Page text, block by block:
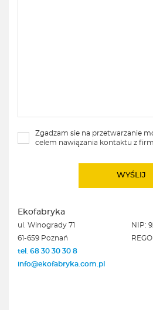
Zgadzam sie na przetwarzanie
celem nawiązania kontaktu z
Ekofabryka
ul. Winogrady 71
61-659 Poznań
tel. 68 30 30 30 8
info@ekofabryka.com.pl
NIP: